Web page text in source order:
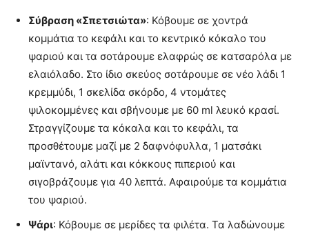
Σύβραση «Σπετσιώτα»: Κόβουμε σε χοντρά
κομμάτια το κεφάλι και το κεντρικό κόκαλο του
ψαριού και τα σοτάρουμε ελαφρώς σε κατσαρόλα με
ελαιόλαδο. Στο ίδιο σκεύος σοτάρουμε σε νέο λάδι 1
κρεμμύδι, 1 σκελίδα σκόρδο, 4 ντομάτες
ψιλοκομμένες και σβήνουμε με 60 ml λευκό κρασί.
Στραγγίζουμε τα κόκαλα και το κεφάλι, τα
προσθέτουμε μαζί με 2 δαφνόφυλλα, 1 ματσάκι
μαϊντανό, αλάτι και κόκκους πιπεριού και
σιγοβράζουμε για 40 λεπτά. Αφαιρούμε τα κομμάτια
του ψαριού.
Ψάρι: Κόβουμε σε μερίδες τα φιλέτα. Τα λαδώνουμε